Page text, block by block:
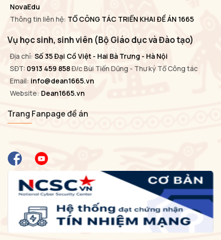
NovaEdu
Thông tin liên hệ: TỔ CÔNG TÁC TRIỂN KHAI ĐỀ ÁN 1665
Vụ học sinh, sinh viên (Bộ Giáo dục và Đào tạo)
Địa chỉ: Số 35 Đại Cồ Việt - Hai Bà Trưng - Hà Nội
SĐT: 0913 459 858Đ/c Bùi Tiến Dũng - Thư ký Tổ Công tác
Email: info@dean1665.vn
Website: Dean1665.vn
Trang Fanpage đề án